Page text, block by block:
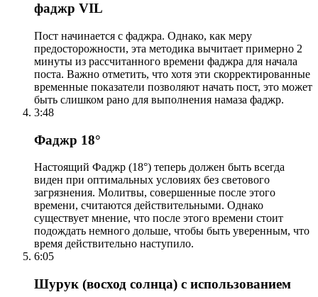
фаджр VIL
Пост начинается с фаджра. Однако, как меру
предосторожности, эта методика вычитает примерно 2
минуты из рассчитанного времени фаджра для начала
поста. Важно отметить, что хотя эти скорректированные
временные показатели позволяют начать пост, это может
быть слишком рано для выполнения намаза фаджр.
3:48
Фаджр 18°
Настоящий Фаджр (18°) теперь должен быть всегда
виден при оптимальных условиях без светового
загрязнения. Молитвы, совершенные после этого
времени, считаются действительными. Однако
существует мнение, что после этого времени стоит
подождать немного дольше, чтобы быть уверенным, что
время действительно наступило.
6:05
Шурук (восход солнца) с использованием